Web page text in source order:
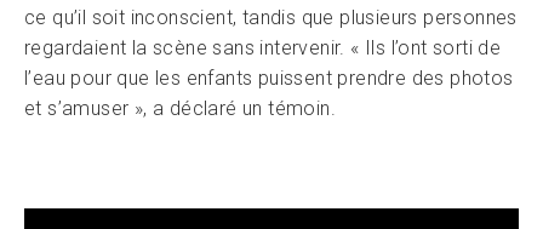
ce qu’il soit inconscient, tandis que plusieurs personnes
regardaient la scène sans intervenir. « Ils l’ont sorti de
l’eau pour que les enfants puissent prendre des photos
et s’amuser », a déclaré un témoin.